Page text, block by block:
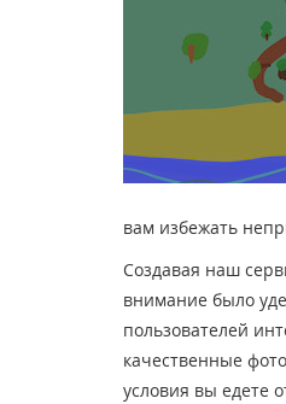
вам избежать
Создавая наш
внимание было
пользователей
качественные
условия вы едете